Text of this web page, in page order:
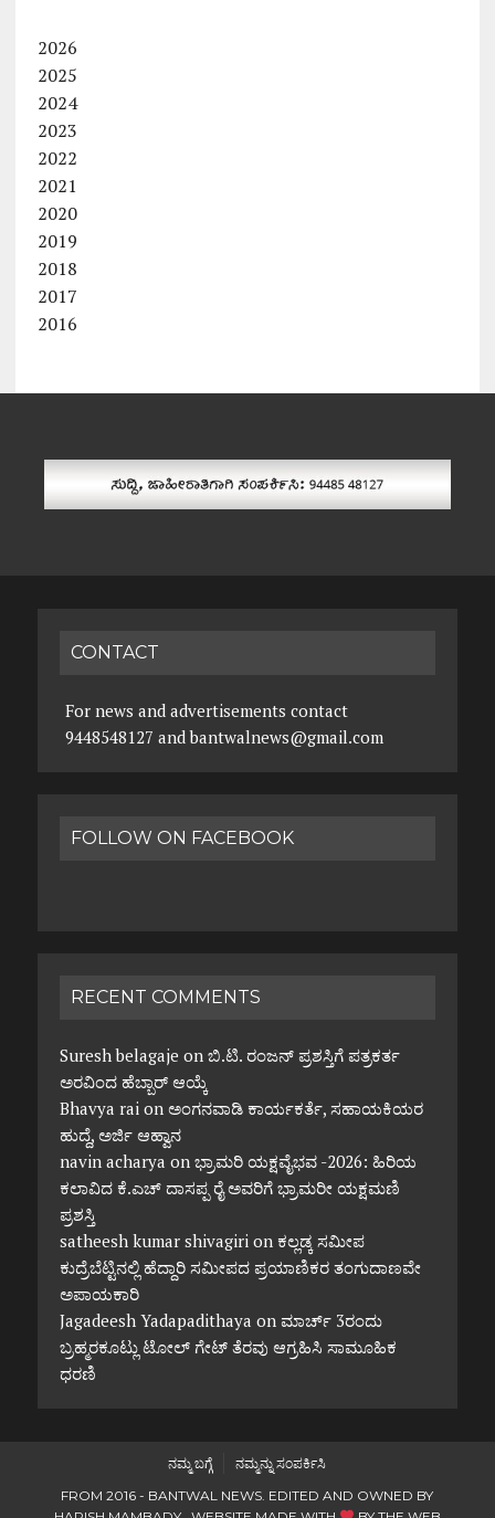
2026
2025
2024
2023
2022
2021
2020
2019
2018
2017
2016
CONTACT
For news and advertisements contact
9448548127 and bantwalnews@gmail.com
FOLLOW ON FACEBOOK
RECENT COMMENTS
Suresh belagaje on ಬಿ.ಟಿ. ರಂಜನ್ ಪ್ರಶಸ್ತಿಗೆ ಪತ್ರಕರ್ತ
ಅರವಿಂದ ಹೆಬ್ಬಾರ್ ಆಯ್ಕೆ
Bhavya raion ಅಂಗನವಾಡಿ ಕಾರ್ಯಕರ್ತೆ, ಸಹಾಯಕಿಯರ
ಹುದ್ದೆ, ಅರ್ಜಿ ಆಹ್ವಾನ
navin acharya on ಭ್ರಾಮರಿ ಯಕ್ಷವೈಭವ -2026: ಹಿರಿಯ
ಕಲಾವಿದ ಕೆ.ಎಚ್ ದಾಸಪ್ಪ ರೈ ಅವರಿಗೆ ಭ್ರಾಮರೀ ಯಕ್ಷಮಣಿ
ಪ್ರಶಸ್ತಿ
satheesh kumar shivagirion ಕಲ್ಲಡ್ಕ ಸಮೀಪ
ಕುದ್ರೆಬೆಟ್ಟಿನಲ್ಲಿ ಹೆದ್ದಾರಿ ಸಮೀಪದ ಪ್ರಯಾಣಿಕರ ತಂಗುದಾಣವೇ
ಅಪಾಯಕಾರಿ
Jagadeesh Yadapadithaya on ಮಾರ್ಚ್ 3ರಂದು
ಬ್ರಹ್ಮರಕೂಟ್ಲು ಟೋಲ್ ಗೇಟ್ ತೆರವು ಆಗ್ರಹಿಸಿ ಸಾಮೂಹಿಕ
ಧರಣಿ
ನಮ್ಮ ಬಗ್ಗೆ
ನಮ್ಮನ್ನು ಸಂಪರ್ಕಿಸಿ
FROM 2016 - BANTWAL NEWS. EDITED AND OWNED BY